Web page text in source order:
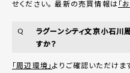
せください。 最新の売買情報は「
Q
ラグーンシティ文京小石
すか？
「周辺環境」よりご確認いただけま